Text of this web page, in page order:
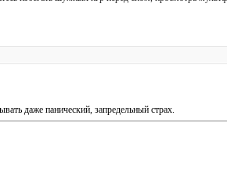
даже панический, запредельный страх.